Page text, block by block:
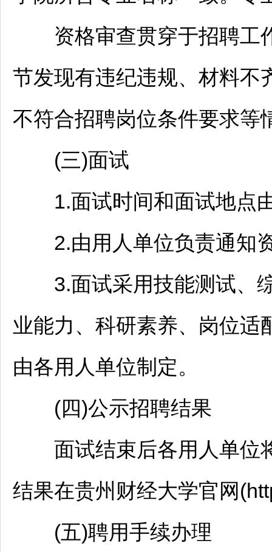
资格审查贯穿于招聘工
节发现有违纪违规、材料不
不符合招聘岗位条件要求等
(三)面试
1.面试时间和面试地点
2.由用人单位负责通知
3.面试采用技能测试、综
业能力、科研素养、岗位适
由各用人单位制定。
(四)公示招聘结果
面试结束后各用人单位
结果在贵州财经大学官网
(五)聘用手续办理